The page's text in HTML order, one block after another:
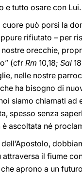
e tutto osare con Lui.
può porsi la
rifiutato – per
orecchie,
(cfr Rm 10,18; Sal
nelle nostre
ha bisogno di
siamo chiamati
spesso senza
ascoltata né
attraversa il fiume
aprono a un